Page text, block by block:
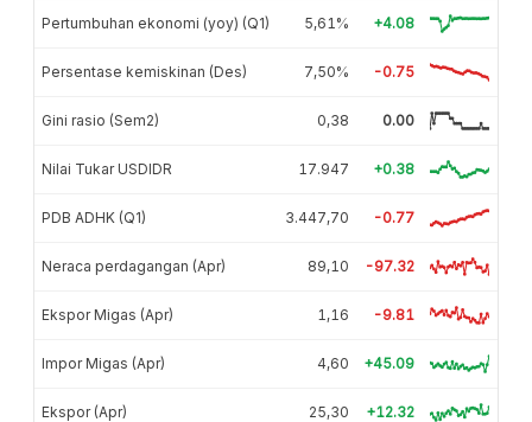
Pertumbuhan ekonomi (yoy) (Q1) 5,61% +4.08
Persentase kemiskinan (Des) 7,50% -0.75
Gini rasio (Sem2) 0,38 0.00
Nilai Tukar USDIDR 17.947 +0.38
PDB ADHK (Q1) 3.447,70 -0.77
Neraca perdagangan (Apr) 89,10 -97.32
Ekspor Migas (Apr) 1,16 -9.81
Impor Migas (Apr) 4,60 +45.09
Ekspor (Apr) 25,30 +12.32